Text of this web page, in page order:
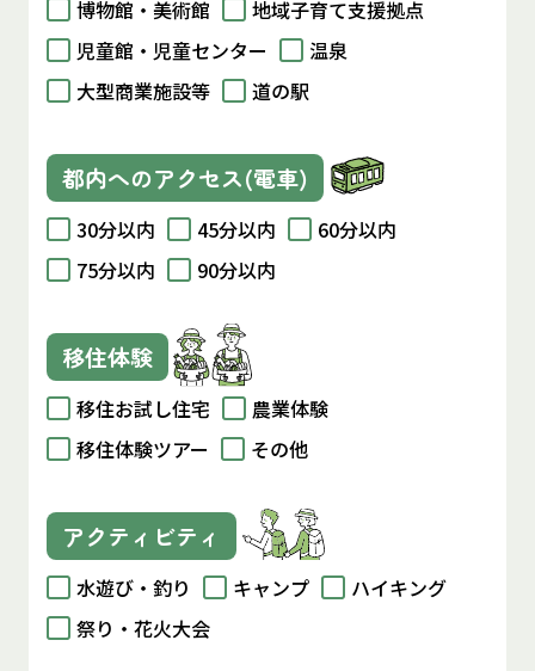
博物館・美術館
地域子育て支援拠点
児童館・児童センター
温泉
大型商業施設等
道の駅
都内へのアクセス(電車)
30分以内 45分以内
60分以内
75分以内
90分以内
移住体験
移住お試し住宅
農業体験
移住体験ツアー
その他
アクティビティ
水遊び・釣り キャンプ
ハイキング
祭り・花火大会